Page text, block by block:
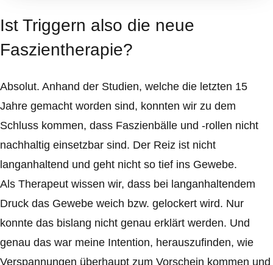
Ist Triggern also die neue
Faszientherapie?
Absolut. Anhand der Studien, welche die letzten 15
Jahre gemacht worden sind, konnten wir zu dem
Schluss kommen, dass Faszienbälle und -rollen nicht
nachhaltig einsetzbar sind. Der Reiz ist nicht
langanhaltend und geht nicht so tief ins Gewebe.
Als Therapeut wissen wir, dass bei langanhaltendem
Druck das Gewebe weich bzw. gelockert wird. Nur
konnte das bislang nicht genau erklärt werden. Und
genau das war meine Intention, herauszufinden, wie
Verspannungen überhaupt zum Vorschein kommen und